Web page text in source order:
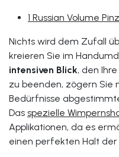
1 Russian Volume
Nichts wird dem Zufall
kreieren Sie im
intensiven Blick, den
zu beenden, zögern Sie
Bedürfnisse
Das spezielle
Applikationen, da es
einen perfekten Halt der